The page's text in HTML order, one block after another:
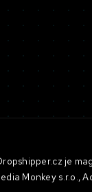
je
Monkey s.r.o.,